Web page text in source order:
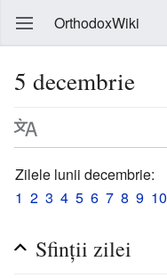
OrthodoxWiki
5 decembrie
Zilele lunii decembrie:
1 2 3 4 5 6 7 8 9 10
Sfinții zilei